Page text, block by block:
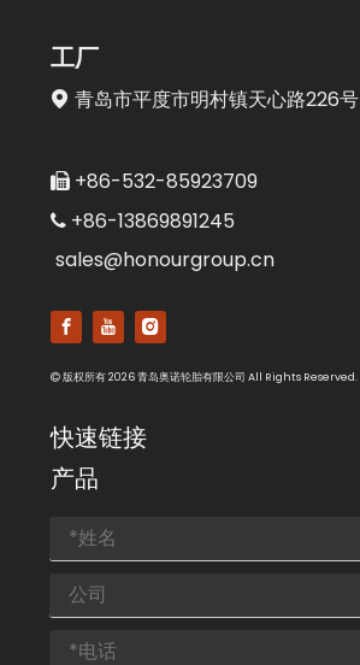
工厂
 青岛市平度市明村镇天心路226号
 +86-532-85923709
 +86-13869891245
sales@honourgroup.cn
 版权所有2026青岛奥诺轮胎有限公司 All Rights Reserved.
快速链接
产品